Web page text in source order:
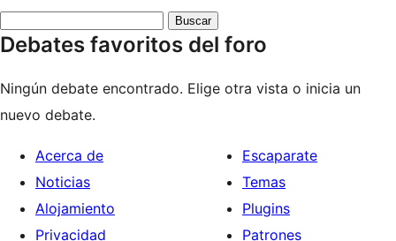
debates:
Debates favoritos del foro
Ningún debate encontrado. Elige otra vista o inicia un
nuevo debate.
Acerca de
Noticias
Alojamiento
Privacidad
Escaparate
Temas
Plugins
Patrones